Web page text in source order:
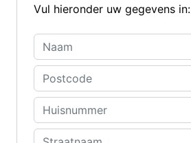
Vul hieronder uw gegevens in: